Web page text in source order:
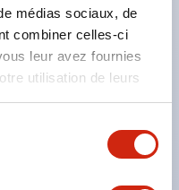
médias sociaux, de
combiner celles-ci
leur avez fournies
utilisation de leurs
de contact est
montage en groupe
de type résistant